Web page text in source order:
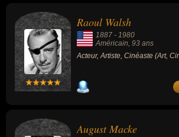
Raoul Walsh
1887 - 1980
Américain , 93 ans
Acteur, Artiste, Cinéaste (Art,
August Macke